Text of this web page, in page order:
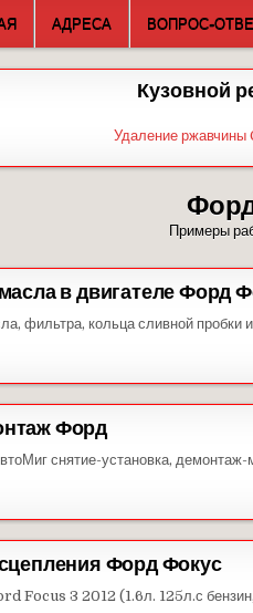
АДРЕСА ВОПРОС-
Кузовной
Удаление
Примеры
в двигателе Форд
фильтра, кольца сливной пробки
Форд
снятие-установка,
Форд Фокус
Focus 3 2012 (1.6л. 125л.с